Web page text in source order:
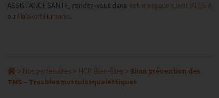
ASSISTANCE SANTE, rendez-vous dans votre espace client KLESIA
ou Malakoff Humanis.
> Nos partenaires > HCR Bien-Être > Bilan prévention des
TMS – Troubles musculosquelettiques